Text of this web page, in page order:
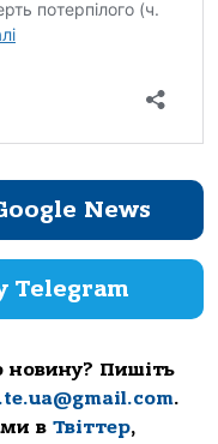
News
Telegram
Пишіть
.
в Твіттер,